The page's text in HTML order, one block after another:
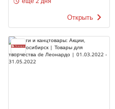
Открыть